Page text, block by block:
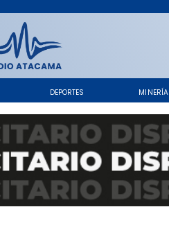
DEPORTES MINERÍA